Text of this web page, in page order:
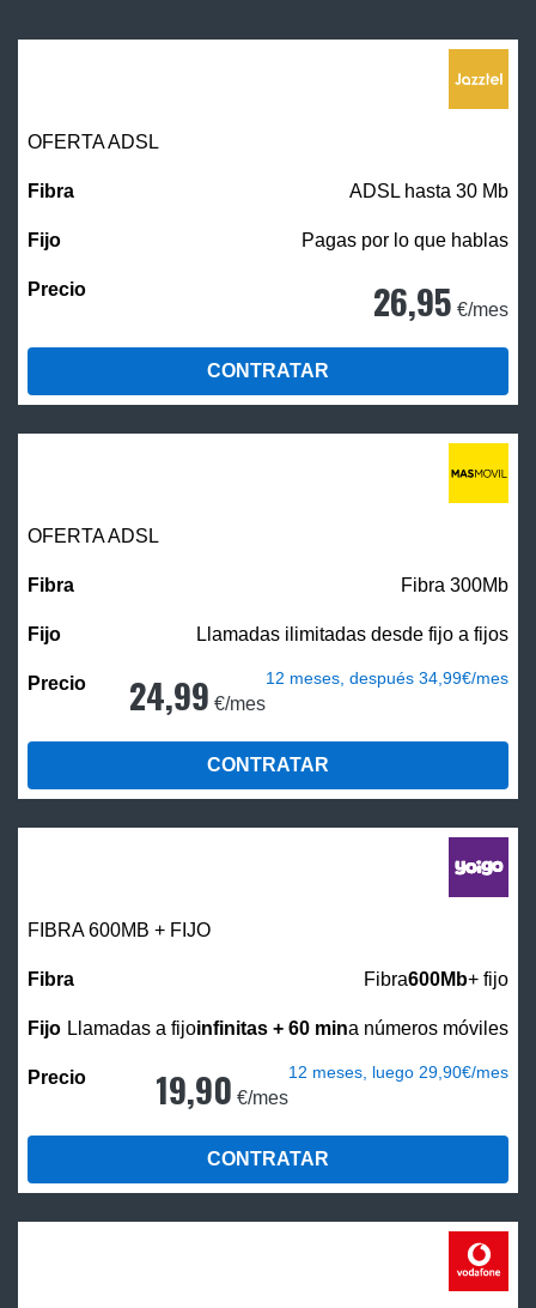
OFERTA ADSL
ADSL hasta 30 Mb
Pagas por lo que hablas
26,95 €/mes
CONTRATAR
OFERTA ADSL
Fibra 300Mb
Llamadas ilimitadas desde fijo a fijos
24,99 €/mes
12 meses, después 34,99€/mes
CONTRATAR
FIBRA 600MB + FIJO
Fibra600Mb+ fijo
Llamadas a fijoinfinitas + 60 mina números móviles
19,90 €/mes
12 meses, luego 29,90€/mes
CONTRATAR